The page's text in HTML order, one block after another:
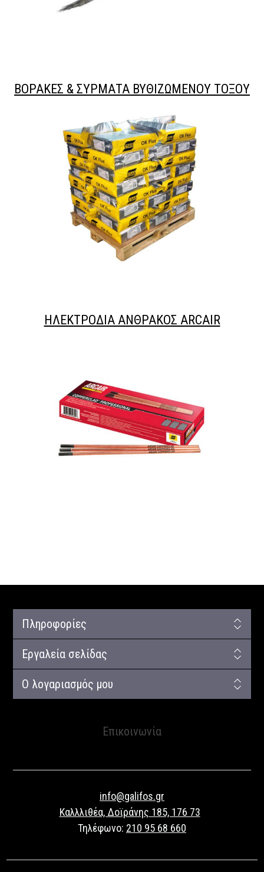
ΒΟΡΑΚΕΣ & ΣΥΡΜΑΤΑ ΒΥΘΙΖΩΜΕΝΟΥ ΤΟΞΟΥ
ΗΛΕΚΤΡΟΔΙΑ ΑΝΘΡΑΚΟΣ ARCAIR
Πληροφορίες
Εργαλεία σελίδας
Ο λογαριασμός μου
Επικοινωνία
info@galifos.gr
Καλλλιθέα, Δοϊράνης 185, 176 73
Τηλέφωνο: 210 95 68 660